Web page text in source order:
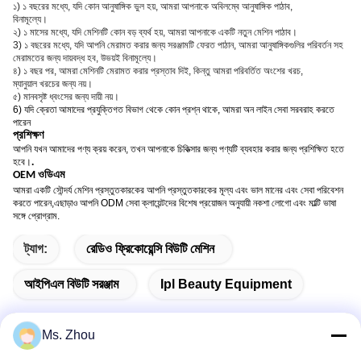
১) ১ বছরের মধ্যে, যদি কোন আনুষাঙ্গিক ভুল হয়, আমরা আপনাকে অবিলম্বে আনুষাঙ্গিক পাঠাব,
বিনামূল্যে।
২) ১ মাসের মধ্যে, যদি মেশিনটি কোন বড় ব্যর্থ হয়, আমরা আপনাকে একটি নতুন মেশিন পাঠাব।
3) ১ বছরের মধ্যে, যদি আপনি মেরামত করার জন্য সরঞ্জামটি ফেরত পাঠান, আমরা আনুষাঙ্গিকগুলির পরিবর্তন সহ
মেরামতের জন্য দায়বদ্ধ হব, উভয়ই বিনামূল্যে।
৪) ১ বছর পর, আমরা মেশিনটি মেরামত করার প্রস্তাব দিই, কিন্তু আমরা পরিবর্তিত অংশের খরচ,
ম্যানুয়াল খরচের জন্য নয়।
৫) মানবসৃষ্ট ধ্বংসের জন্য দায়ী নয়।
6) যদি ক্রেতা আমাদের প্রযুক্তিগত বিভাগ থেকে কোন প্রশ্ন থাকে, আমরা অন লাইন সেবা সরবরাহ করতে
পারেন
প্রশিক্ষণ
আপনি যখন আমাদের পণ্য ক্রয় করেন, তখন আপনাকে চিকিত্সার জন্য পণ্যটি ব্যবহার করার জন্য প্রশিক্ষিত হতে
হবে।.
OEM ওডিএম
আমরা একটি সৌন্দর্য মেশিন প্রস্তুতকারকের আপনি প্রস্তুতকারকের মূল্য এবং ভাল মানের এবং সেবা পরিবেশন
করতে পারেন,এছাড়াও আপনি ODM সেবা ক্লায়েন্টদের বিশেষ প্রয়োজন অনুযায়ী নকশা লোগো এবং মাল্টি ভাষা
সঙ্গে প্রোগ্রাম.
ট্যাগ: রেডিও ফ্রিকোয়েন্সি বিউটি মেশিন
আইপিএল বিউটি সরঞ্জাম Ipl Beauty Equipment
Ms. Zhou